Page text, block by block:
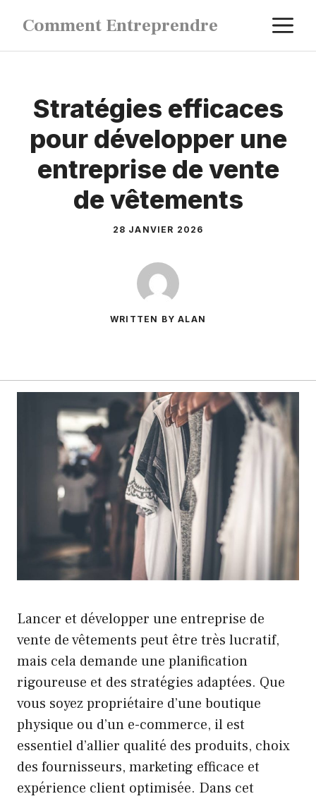
contenu
Comment Entreprendre
Stratégies efficaces
pour développer une
entreprise de vente
de vêtements
28 JANVIER 2026
WRITTEN BY ALAN
Lancer et développer une entreprise de
vente de vêtements peut être très lucratif,
mais cela demande une planification
rigoureuse et des stratégies adaptées. Que
vous soyez propriétaire d’une boutique
physique ou d’un e-commerce, il est
essentiel d’allier qualité des produits, choix
des fournisseurs, marketing efficace et
expérience client optimisée. Dans cet